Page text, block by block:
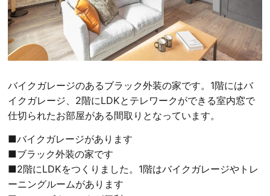
バイクガレージのあるブラック外装の家です。1階にはバ
イクガレージ、2階にLDKとテレワークができる室内窓で
仕切られたお部屋がある間取りとなっています。
■バイクガレージがあります
■ブラック外装の家です
■2階にLDKをつくりました。1階はバイクガレージやトレ
ーニングルームがあります